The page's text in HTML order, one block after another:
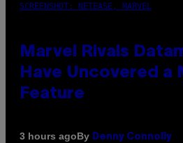
SCREENSHOT: NETEASE, MARVEL
Marvel Rivals
Have Uncovered a
Feature
3 hours agoBy Denny Connolly